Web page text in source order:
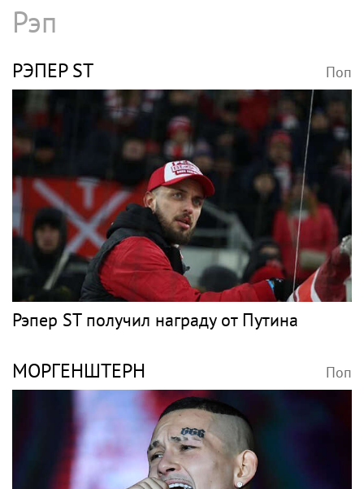
Рэп
РЭПЕР ST Поп
Рэпер ST получил награду от Путина
МОРГЕНШТЕРН Поп